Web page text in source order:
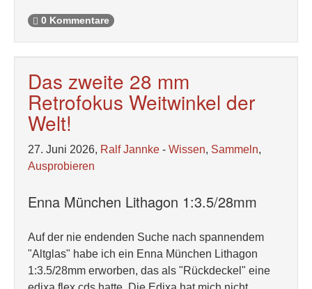
0 Kommentare
Das zweite 28 mm
Retrofokus Weitwinkel der
Welt!
27. Juni 2026, Ralf Jannke - Wissen, Sammeln,
Ausprobieren
Enna München Lithagon 1:3.5/28mm
Auf der nie endenden Suche nach spannendem
"Altglas" habe ich ein Enna München Lithagon
1:3.5/28mm erworben, das als "Rückdeckel" eine